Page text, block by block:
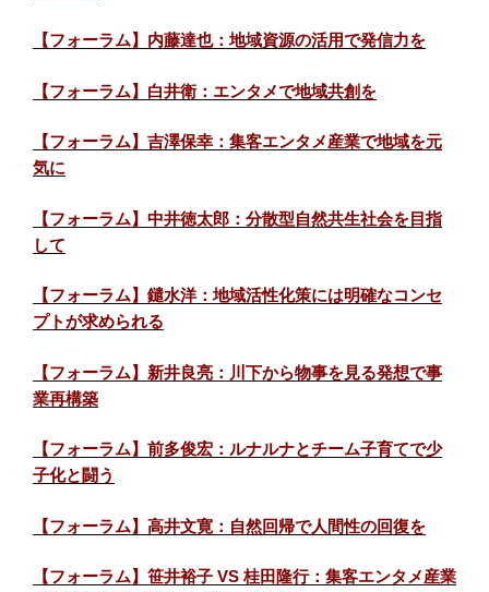
【フォーラム】内藤達也：地域資源の活用で発信力を
【フォーラム】白井衛：エンタメで地域共創を
【フォーラム】吉澤保幸：集客エンタメ産業で地域を元
気に
【フォーラム】中井徳太郎：分散型自然共生社会を目指
して
【フォーラム】鑓水洋：地域活性化策には明確なコンセ
プトが求められる
【フォーラム】新井良亮：川下から物事を見る発想で事
業再構築
【フォーラム】前多俊宏：ルナルナとチーム子育てで少
子化と闘う
【フォーラム】高井文寛：自然回帰で人間性の回復を
【フォーラム】笹井裕子 VS 桂田隆行：集客エンタメ産業